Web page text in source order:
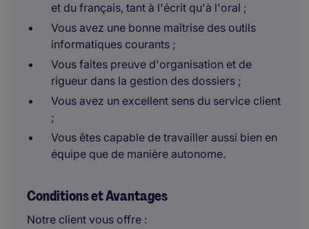
et du français, tant à l'écrit qu'à l'oral ;
Vous avez une bonne maîtrise des outils
informatiques courants ;
Vous faites preuve d'organisation et de
rigueur dans la gestion des dossiers ;
Vous avez un excellent sens du service client
;
Vous êtes capable de travailler aussi bien en
équipe que de manière autonome.
Conditions et Avantages
Notre client vous offre :